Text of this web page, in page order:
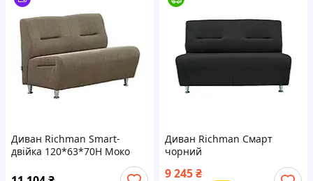
Диван Richman Smart-
двійка 120*63*70H Моко
Диван Richman Смарт
чорний
9 245₴